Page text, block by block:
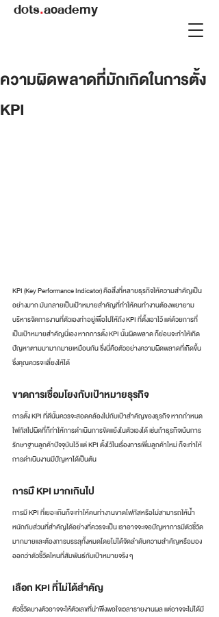
dots.academy
ความผิดพลาดที่มักเกิดในการตั้ง
KPI
KPI (Key Performance Indicator) คือสิ่งที่หลายธุรกิจให้ความสำคัญเป็น
อย่างมาก มันกลายเป็นเป้าหมายสำคัญที่ทำให้คนทำงานต้องพยายาม
บริหารจัดการงานที่ตัวเองทำอยู่เพื่อไปให้ถึง KPI ที่ตั้งเอาไว้ แต่ด้วยการที่
เป็นเป้าหมายสำคัญนี่เอง หากการตั้ง KPI นั้นผิดพลาด ก็ย่อนจะทำให้เกิด
ปัญหาตามมามากมายเหมือนกัน ซึ่งนี่คือตัวอย่างความผิดพลาดที่เกิดขึ้น
ซึ่งคุณควรจะเลี่ยงให้ได้
ขาดการเชื่อมโยงกับเป้าหมายธุรกิจ
การตั้ง KPI ที่ดีนั้นควรจะสอดคล้องไปกับเป้าสำคัญของธุรกิจ หากกำหนด
โฟกัสไปผิดที่ก็ทำให้การดำเนินการขัดแย้งในตัวเองได้ เช่นถ้าธุรกิจเน้นการ
รักษาฐานลูกค้าปัจจุบันไว้ แต่ KPI ตั้งไว้ในเรื่องการเพิ่มลูกค้าใหม่ ก็จะทำให้
การดำเนินงานมีปัญหาได้เป็นต้น
การมีั KPI มากเกินไป
การมี KPI ที่เยอะเกินก็จะทำให้คนทำงานขาดโฟกัสหรือไม่สามารถให้น้ำ
หนักกับส่วนที่สำคัญได้อย่างที่ควรจะเป็น เราอาจจะเจอปัญหาการมีตัวชี้วัด
มากมายและต้องการบรรลุทั้งหมดโดยไม่ได้จัดลำดับความสำคัญหรือมอง
ออกว่าตัวชี้วัดไหนที่สัมพันธ์กับเป้าหมายจริง ๆ
เลือก KPI ที่ไม่ได้สำคัญ
ตัวชี้วัดบางตัวอาจจะให้ตัวเลขที่น่าพึงพอใจเวลารายงานผล แต่อาจจะไม่ได้มี